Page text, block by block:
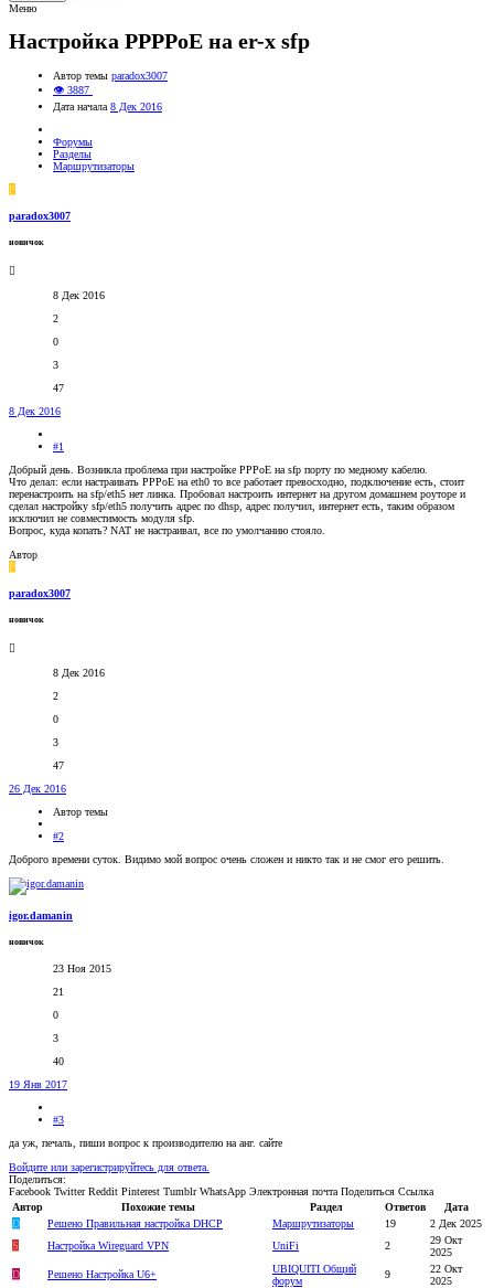
Меню
Настройка PPPPoE на er-x sfp
Автор темы paradox3007
👁 3887
Дата начала 8 Дек 2016
Форумы
Разделы
Маршрутизаторы
P
paradox3007
новичок
8 Дек 2016
2
0
3
47
8 Дек 2016
#1
Добрый день. Возникла проблема при настройке PPPoE на sfp порту по медному кабелю.
Что делал: если настраивать PPPoE на eth0 то все работает превосходно, подключение есть, стоит
перенастроить на sfp/eth5 нет линка. Пробовал настроить интернет на другом домашнем роуторе и
сделал настройку sfp/eth5 получить адрес по dhsp, адрес получил, интернет есть, таким образом
исключил не совместимость модуля sfp.
Вопрос, куда копать? NAT не настраивал, все по умолчанию стояло.
Автор
P
paradox3007
новичок
8 Дек 2016
2
0
3
47
26 Дек 2016
Автор темы
#2
Доброго времени суток. Видимо мой вопрос очень сложен и никто так и не смог его решить.
igor.damanin
новичок
23 Ноя 2015
21
0
3
40
19 Янв 2017
#3
да уж, печаль, пиши вопрос к производителю на анг. сайте
Войдите или зарегистрируйтесь для ответа.
Поделиться:
Facebook Twitter Reddit Pinterest Tumblr WhatsApp Электронная почта Поделиться Ссылка
Автор
Похожие темы Раздел Ответов
Дата
D
Решено Правильная настройка DHCP Маршрутизаторы 19
2 Дек 2025
S
Настройка Wireguard VPN UniFi 2
29 Окт
2025
D
Решено Настройка U6+
UBIQUITI Общий
форум
9
22 Окт
2025